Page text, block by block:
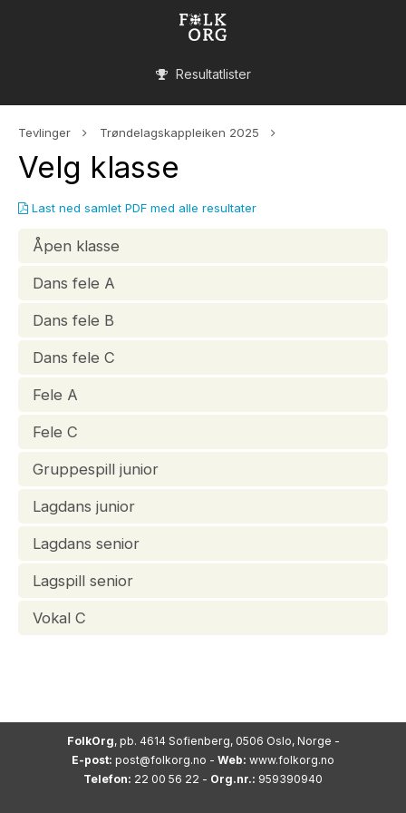
Resultatlister
Tevlinger Trøndelagskappleiken 2025
Velg klasse
Last ned samlet PDF med alle resultater
Åpen klasse
Dans fele A
Dans fele B
Dans fele C
Fele A
Fele C
Gruppespill junior
Lagdans junior
Lagdans senior
Lagspill senior
Vokal C
FolkOrg, pb. 4614 Sofienberg, 0506 Oslo, Norge -
E-post: post@folkorg.no - Web: www.folkorg.no
Telefon: 22 00 56 22 - Org.nr.: 959390940